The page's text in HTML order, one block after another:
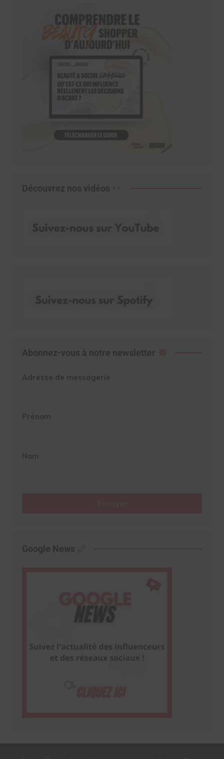
Découvrez nos vidéos
Abonnez-vous à notre newsletter
Adresse de messagerie
Prénom
Nom
Google News